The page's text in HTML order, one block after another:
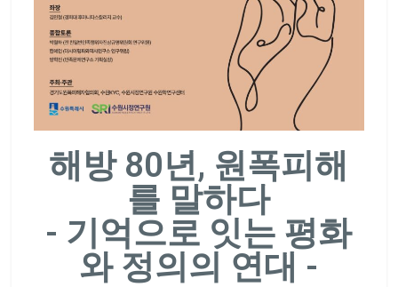
해방 80년, 원폭피해
를 말하다
- 기억으로 잇는 평화
와 정의의 연대 -